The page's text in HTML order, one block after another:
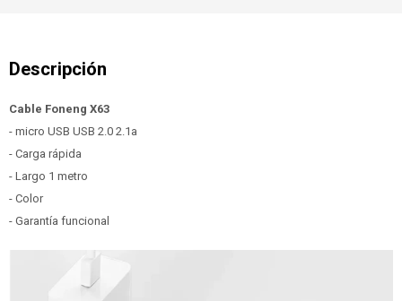
Cable Foneng X63
- micro USB USB 2.0 2.1a
- Carga rápida
- Largo 1 metro
- Color
- Garantía funcional